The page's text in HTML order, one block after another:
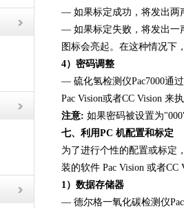
— 如果标定成功，将发出两
— 如果标定失败，将发出一
图标会亮起。在这种情况下
4）密码调整
— 硫化氢检测仪Pac7000通
Pac Vision或者CC Vision 来
注意: 如果密码被设置为
七、利用PC 机配置和标定
为了进行个性的配置或标定
装的软件 Pac Vision 或者
1）数据存储器
— 德尔格一氧化碳检测仪